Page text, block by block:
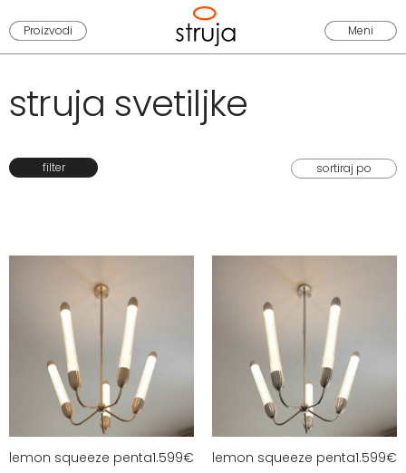
Proizvodi Meni
struja svetiljke
filter
lemon squeeze penta1.599€ lemon squeeze penta1.599€